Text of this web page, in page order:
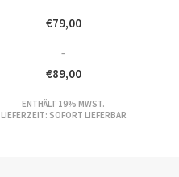
€79,00
–
€89,00
ENTHÄLT 19% MWST.
LIEFERZEIT: SOFORT LIEFERBAR